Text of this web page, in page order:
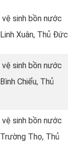
vệ sinh bồn nước
Xuân, Thủ Đức
vệ sinh bồn nước
Chiểu, Thủ
vệ sinh bồn nước
Thọ, Thủ